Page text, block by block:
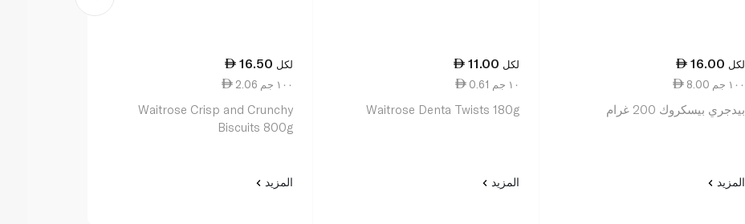
16.00 لكل
8.00 ١٠٠ جم
بيدجري بيسكروك 200 غرام
المزيد
11.00 لكل
0.61 ١٠ جم
Waitrose Denta Twists 180g
المزيد
16.50 لكل
2.06 ١٠٠ جم
Waitrose Crisp and Crunchy
Biscuits 800g
المزيد